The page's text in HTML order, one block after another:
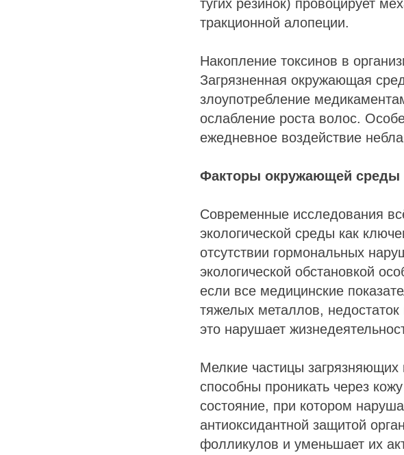
тугих резинок) провоцирует
тракционной алопеции.
Накопление токсинов в
Загрязненная окружающая
злоупотребление
ослабление роста волос.
ежедневное воздействие
Факторы окружающей среды
Современные исследования
экологической среды как
отсутствии гормональных
экологической обстановкой
если все медицинские
тяжелых металлов,
это нарушает
Мелкие частицы загрязняющих
способны проникать через
состояние, при котором
антиоксидантной защитой
фолликулов и уменьшает их